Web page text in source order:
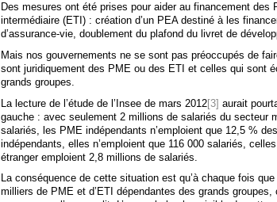
Des mesures ont été prises pour aider au financement des
intermédiaire (ETI) : création d’un PEA destiné à les
d’assurance-vie, doublement du plafond du livret de
Mais nos gouvernements ne se sont pas préoccupés de
sont juridiquement des PME ou des ETI et celles qui sont
grands groupes.
La lecture de l’étude de l’Insee de mars 2012[3] aurait
gauche : avec seulement 2 millions de salariés du secteur
salariés, les PME indépendants n’emploient que 12,5 %
indépendants, elles n’emploient que 116 000 salariés,
étranger emploient 2,8 millions de salariés.
La conséquence de cette situation est qu’à chaque fois
milliers de PME et d’ETI dépendantes des grands